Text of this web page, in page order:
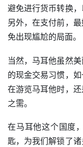
避免进行货币转换，
另外，在支付前，
免出现尴尬的局面。
当然，马耳他虽然
的现金交易习惯，
在游览马耳他时，
之需。
在马耳他这个国度
匙，为我们解锁了